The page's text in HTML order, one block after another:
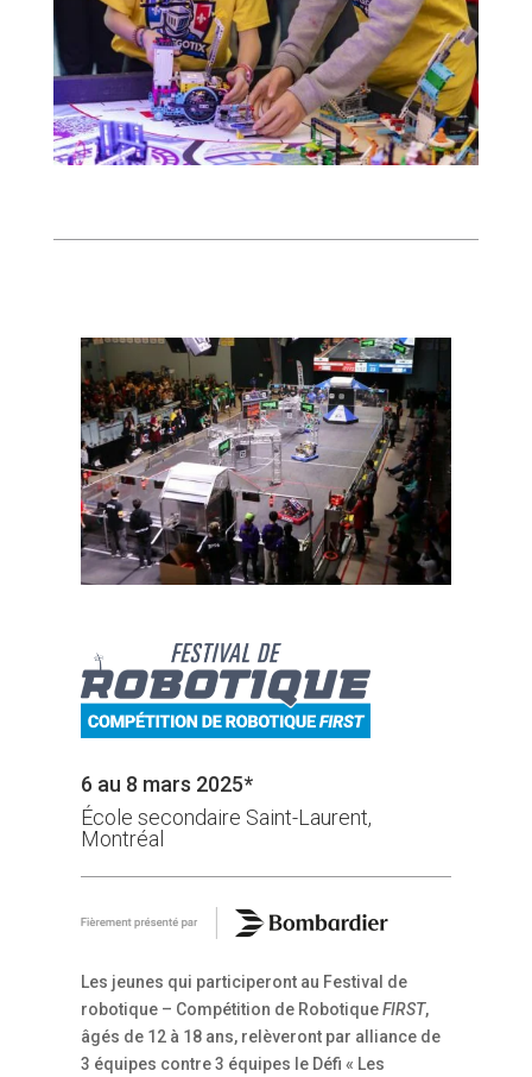
6 au 8 mars 2025*
École secondaire Saint-Laurent,
Montréal
Les jeunes qui participeront au Festival de
robotique – Compétition de RobotiqueFIRST,
âgés de 12 à 18 ans, relèveront par alliance de
3 équipes contre 3 équipes le Défi « Les